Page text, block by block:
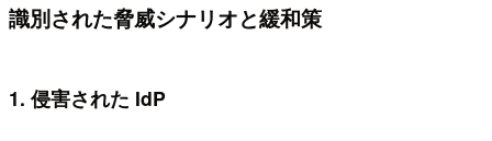
識別された脅威シナリオと緩和策
1. 侵害された IdP